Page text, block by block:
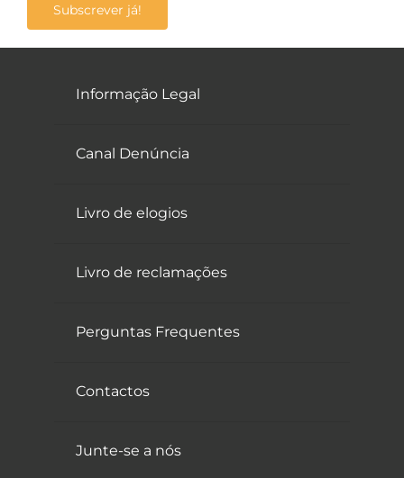
Subscrever já!
Informação Legal
Canal Denúncia
Livro de elogios
Livro de reclamações
Perguntas Frequentes
Contactos
Junte-se a nós